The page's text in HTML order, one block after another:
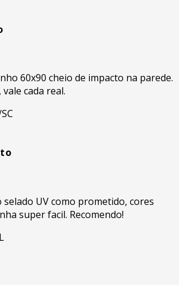
60x90 cheio de impacto na parede.
cada real.
selado UV como prometido, cores
super facil. Recomendo!